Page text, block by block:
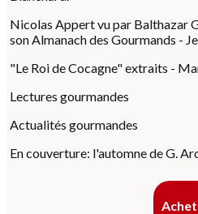
Nicolas Appert vu par Balthazar
son Almanach des Gourmands -
"Le Roi de Cocagne" extraits -
Lectures gourmandes
Actualités gourmandes
En couverture: l'automne de G.